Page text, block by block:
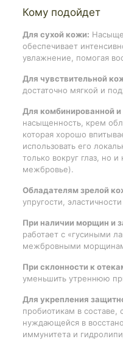
Кому подойдет
Для сухой кожи:
обеспечивает
увлажнение, помогая
Для чувствительной
достаточно мягкой и
Для комбинированной
насыщенность, крем
которая хорошо
использовать его
только вокруг глаз, но
межбровье).
Обладателям зрелой
упругости,
При наличии морщин и
работает с «гусиными
межбровными
При склонности к
уменьшить утреннюю
Для укрепления
пробиотикам в составе,
нуждающейся в
иммунитета и